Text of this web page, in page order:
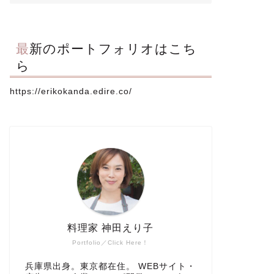
最新のポートフォリオはこち
ら
https://erikokanda.edire.co/
Portfolio／Click Here！
料理家 神田えり子
兵庫県出身。東京都在住。 WEBサイト・